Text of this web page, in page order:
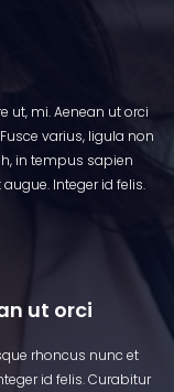
ut, mi. Aenean ut orci
varius, ligula non
in tempus sapien
Integer id felis.
ut orci
rhoncus nunc et
id felis. Curabitur